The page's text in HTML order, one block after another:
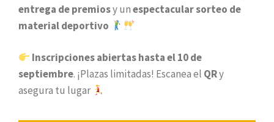
entrega de premiosy unespectacular sorteo de
material deportivo
Inscripciones abiertas hasta el 10 de
septiembre. ¡Plazas limitadas! Escanea el QRy
asegura tu lugar